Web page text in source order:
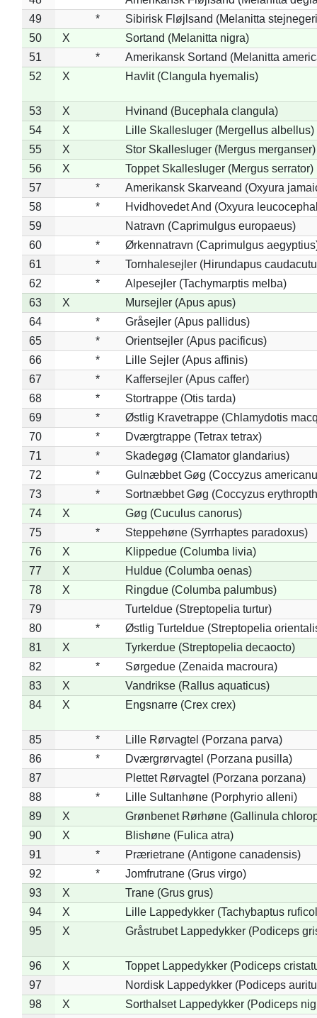
49
*
Sibirisk Fløjlsand (Melanitta
50
X
Sortand (Melanitta nigra)
51
*
Amerikansk Sortand (Melanitta
52
X Havlit (Clangula hyemalis)
53 X
Hvinand (Bucephala clangula)
54
X
Lille Skallesluger (Mergellus albellus)
55
X
Stor Skallesluger (Mergus merganser)
56
X
Toppet Skallesluger (Mergus serrator)
57
*
Amerikansk Skarveand (Oxyura
58
*
Hvidhovedet And (Oxyura
59
Natravn (Caprimulgus europaeus)
60
*
Ørkennatravn (Caprimulgus
61
*
Tornhalesejler (Hirundapus
62
*
Alpesejler (Tachymarptis melba)
63
X
Mursejler (Apus apus)
64
*
Gråsejler (Apus pallidus)
65
*
Orientsejler (Apus pacificus)
66
*
Lille Sejler (Apus affinis)
67
*
Kaffersejler (Apus caffer)
68
*
Stortrappe (Otis tarda)
69
*
Østlig Kravetrappe (Chlamydotis
70
*
Dværgtrappe (Tetrax tetrax)
71
*
Skadegøg (Clamator glandarius)
72
*
Gulnæbbet Gøg (Coccyzus
73
*
Sortnæbbet Gøg (Coccyzus
74
X
Gøg (Cuculus canorus)
75
*
Steppehøne (Syrrhaptes paradoxus)
76
X
Klippedue (Columba livia)
77
X
Huldue (Columba oenas)
78
X
Ringdue (Columba palumbus)
79
Turteldue (Streptopelia turtur)
80
*
Østlig Turteldue (Streptopelia
81
X
Tyrkerdue (Streptopelia decaocto)
82
*
Sørgedue (Zenaida macroura)
83
X
Vandrikse (Rallus aquaticus)
84
X Engsnarre (Crex crex)
85 *
Lille Rørvagtel (Porzana parva)
86
*
Dværgrørvagtel (Porzana pusilla)
87
Plettet Rørvagtel (Porzana porzana)
88
*
Lille Sultanhøne (Porphyrio alleni)
89
X
Grønbenet Rørhøne (Gallinula
90
X
Blishøne (Fulica atra)
91
*
Prærietrane (Antigone canadensis)
92
*
Jomfrutrane (Grus virgo)
93
X
Trane (Grus grus)
94
X
Lille Lappedykker (Tachybaptus
95
X Gråstrubet Lappedykker (Podiceps
96 X
Toppet Lappedykker (Podiceps
97
Nordisk Lappedykker (Podiceps
98
X
Sorthalset Lappedykker (Podiceps